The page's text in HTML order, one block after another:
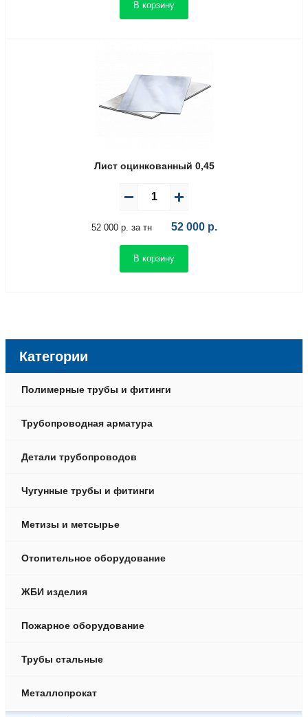
В корзину
Лист оцинкованный 0,45
52 000 р. за тн 52 000р.
В корзину
Категории
Полимерные трубы и фитинги
Трубопроводная арматура
Детали трубопроводов
Чугунные трубы и фитинги
Метизы и метсырье
Отопительное оборудование
ЖБИ изделия
Пожарное оборудование
Трубы стальные
Металлопрокат